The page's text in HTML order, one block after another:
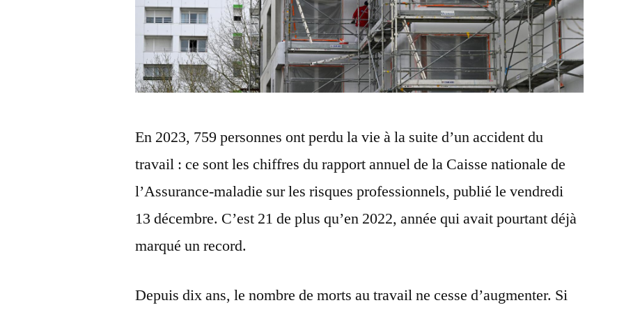
En 2023, 759 personnes ont perdu la vie à la suite d’un accident du
travail : ce sont les chiffres du rapport annuel de la Caisse nationale de
l’Assurance-maladie sur les risques professionnels, publié le vendredi
13 décembre. C’est 21 de plus qu’en 2022, année qui avait pourtant déjà
marqué un record.
Depuis dix ans, le nombre de morts au travail ne cesse d’augmenter. Si